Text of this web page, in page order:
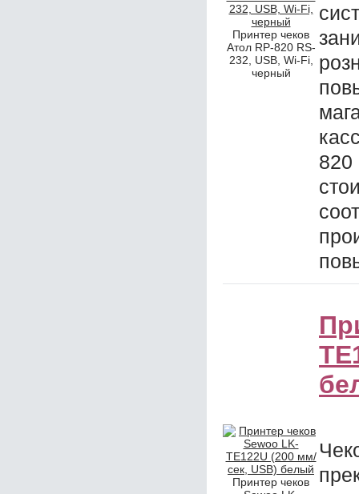
Принтер чеков
Атол RP-820 RS-
232, USB, Wi-Fi,
черный
820
Принтер чеков